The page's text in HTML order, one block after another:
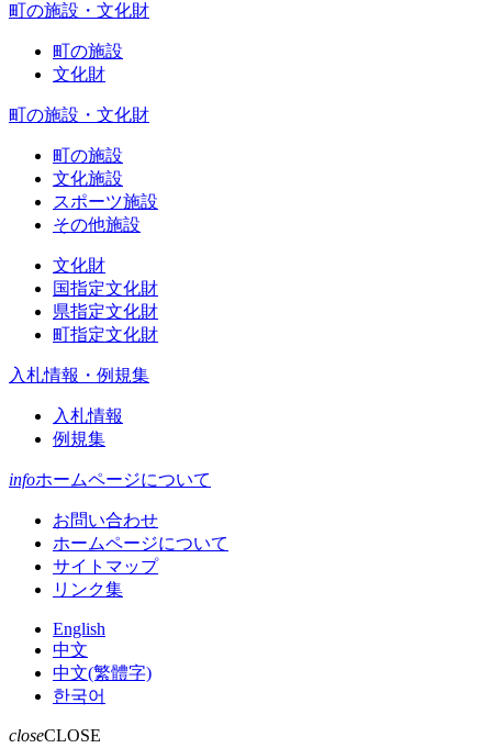
町の施設・文化財
町の施設
文化財
町の施設・文化財
町の施設
文化施設
スポーツ施設
その他施設
文化財
国指定文化財
県指定文化財
町指定文化財
入札情報・例規集
入札情報
例規集
infoホームページについて
お問い合わせ
ホームページについて
サイトマップ
リンク集
English
中文
中文(繁體字)
한국어
closeCLOSE